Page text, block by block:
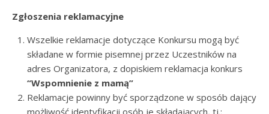
Zgłoszenia reklamacyjne
Wszelkie reklamacje dotyczące Konkursu mogą być
składane w formie pisemnej przez Uczestników na
adres Organizatora, z dopiskiem reklamacja konkurs
“Wspomnienie z mamą”
Reklamacje powinny być sporządzone w sposób dający